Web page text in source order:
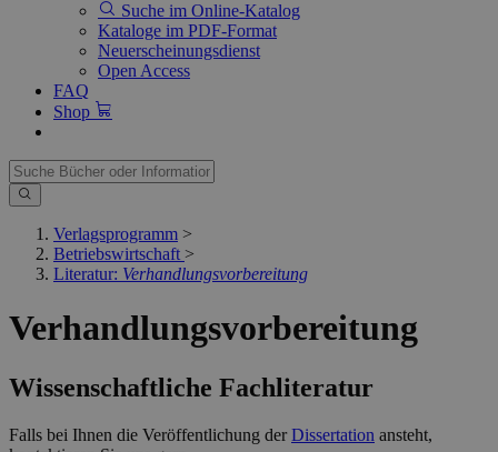
Suche im Online-Katalog
Kataloge im PDF-Format
Neuerscheinungsdienst
Open Access
FAQ
Shop
Verlagsprogramm >
Betriebswirtschaft >
Literatur: Verhandlungsvorbereitung
Verhandlungsvorbereitung
Wissenschaftliche Fachliteratur
Falls bei Ihnen die Veröffentlichung derDissertation ansteht,